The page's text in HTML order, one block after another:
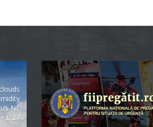
s NE
L 27